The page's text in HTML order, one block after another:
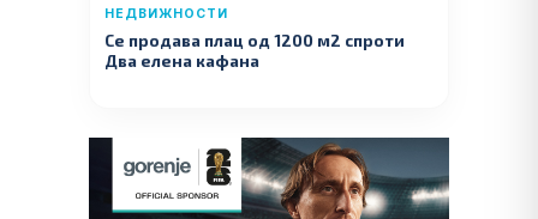
НЕДВИЖНОСТИ
Се продава плац од 1200 м2 спроти
Два елена кафана